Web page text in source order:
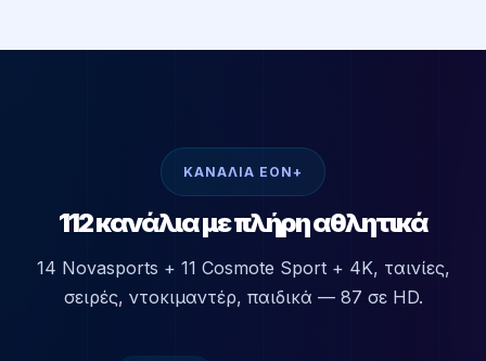
ΚΑΝΑΛΙΑ EON+
112 κανάλια με πλήρη αθλητικά
14 Novasports + 11 Cosmote Sport + 4K, ταινίες,
σειρές, ντοκιμαντέρ, παιδικά — 87 σε HD.